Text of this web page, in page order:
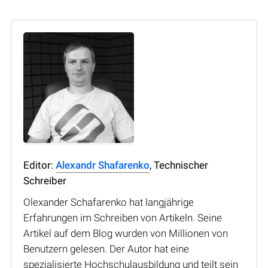
Editor: Alexandr Shafarenko, Technischer
Schreiber
Olexander Schafarenko hat langjährige
Erfahrungen im Schreiben von Artikeln. Seine
Artikel auf dem Blog wurden von Millionen von
Benutzern gelesen. Der Autor hat eine
spezialisierte Hochschulausbildung und teilt sein